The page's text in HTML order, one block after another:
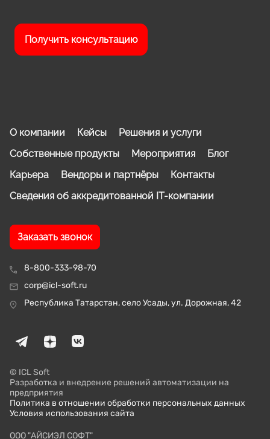
Получить консультацию
8-800-333-98-70
corp@icl-soft.ru
Республика Татарстан, село Усады, ул. Дорожная, 42
О компании Кейсы
Решения и услуги
Собственные продукты
Мероприятия
Блог
Карьера
Вендоры и партнёры
Контакты
Сведения об аккредитованной IT-компании
Заказать звонок
© ICL Soft
Разработка и внедрение решений автоматизации на
предприятия
Политика в отношении обработки персональных данных
Условия использования сайта
ООО "АЙСИЭЛ СОФТ"